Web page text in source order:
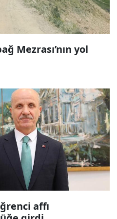
Mezrası’nın yol
affı